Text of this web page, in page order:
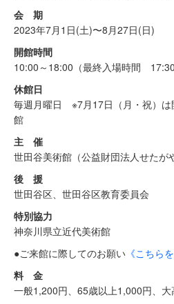
会 期
2023年7月1日(土)〜8月27日(日)
開館時間
10:00～18:00（最終入場時間 17:30
休館日
毎週月曜日 ※7月17日（月・祝）は
館
主 催
世田谷美術館（公益財団法人せたが
後 援
世田谷区、世田谷区教育委員会
特別協力
神奈川県立近代美術館
●ご来館に際してのお願い 《こちら
料 金
一般1,200円、65歳以上1,000円、